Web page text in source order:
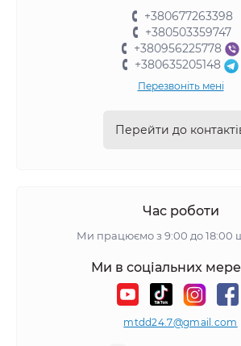
+380677263398
+380503359747
+380956225778
+380635205148
Перезвоніть мені
Перейти до
Час роботи
Ми працюємо з 9:00 до 18:00
Ми в соціальних
mtdd24.7@gmail.com